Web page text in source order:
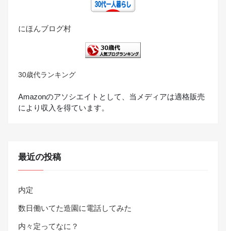
にほんブログ村
30歳代ランキング
Amazonのアソシエイトとして、当メディアは適格販売
により収入を得ています。
最近の投稿
内定
数日働いてた造園に電話してみた
内々定ってなに？